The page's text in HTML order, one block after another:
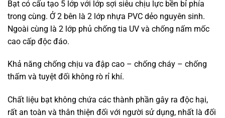
Bạt có cấu tạo 5 lớp với lớp sợi siêu chịu lực bền bỉ phía
trong cùng. Ở 2 bên là 2 lớp nhựa PVC dẻo nguyên sinh.
Ngoài cùng là 2 lớp phủ chống tia UV và chống nấm mốc
cao cấp độc đáo.
Khả năng chống chịu va đập cao – chống cháy – chống
thấm và tuyệt đối không rò rỉ khí.
Chất liệu bạt không chứa các thành phần gây ra độc hại,
rất an toàn và thân thiện đối với người sử dụng, nhất là đối